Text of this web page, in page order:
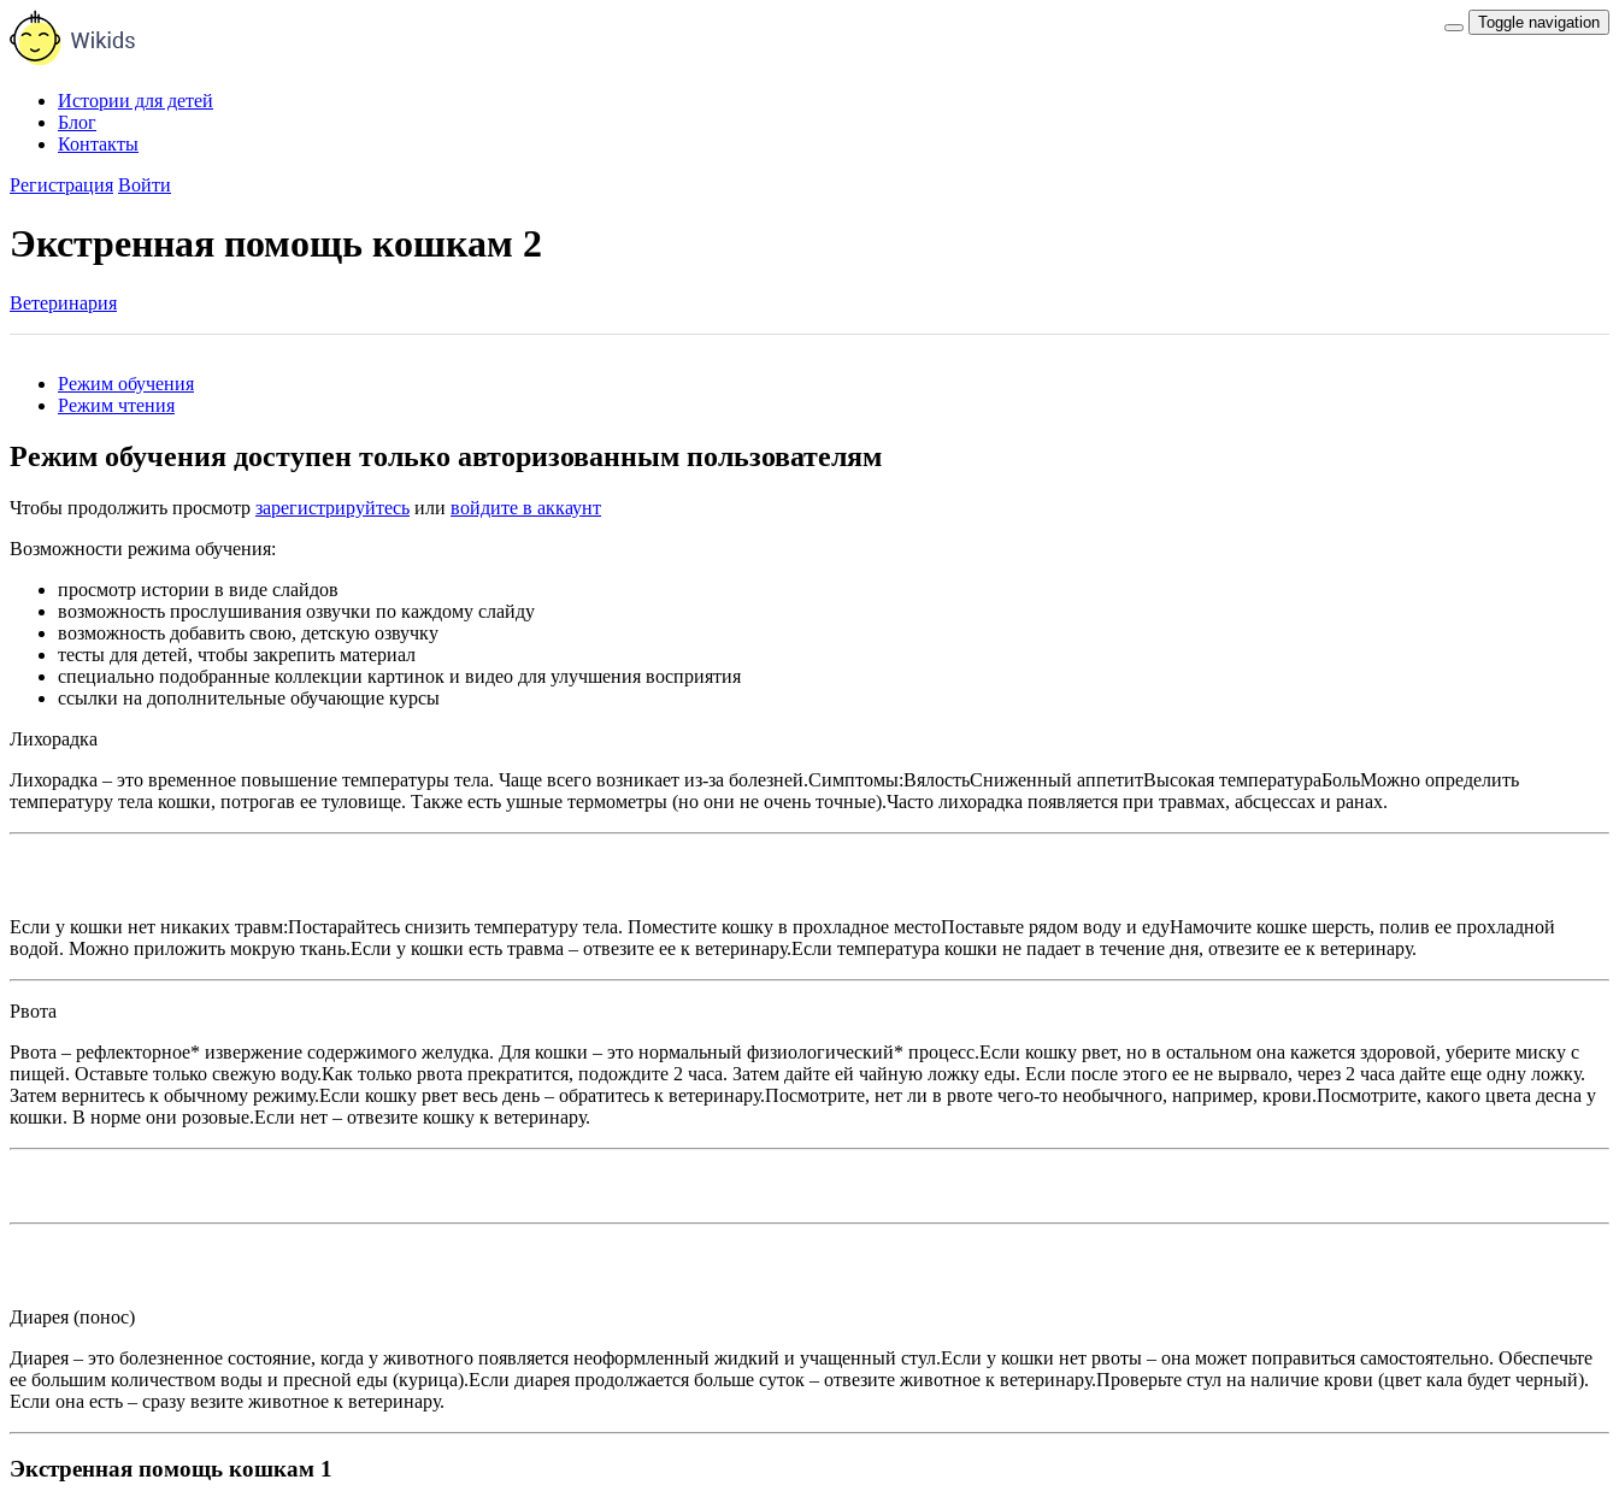
Toggle navigation
Истории для детей
Блог
Контакты
Регистрация Войти
Экстренная помощь кошкам 2
Ветеринария
Режим обучения
Режим чтения
Режим обучения доступен только авторизованным пользователям
Чтобы продолжить просмотр зарегистрируйтесь или войдите в аккаунт
Возможности режима обучения:
просмотр истории в виде слайдов
возможность прослушивания озвучки по каждому слайду
возможность добавить свою, детскую озвучку
тесты для детей, чтобы закрепить материал
специально подобранные коллекции картинок и видео для улучшения восприятия
ссылки на дополнительные обучающие курсы
Лихорадка
Лихорадка – это временное повышение температуры тела. Чаще всего возникает из-за болезней.Симптомы:ВялостьСниженный аппетитВысокая температураБольМожно определить
температуру тела кошки, потрогав ее туловище. Также есть ушные термометры (но они не очень точные).Часто лихорадка появляется при травмах, абсцессах и ранах.
Если у кошки нет никаких травм:Постарайтесь снизить температуру тела. Поместите кошку в прохладное местоПоставьте рядом воду и едуНамочите кошке шерсть, полив ее прохладной
водой. Можно приложить мокрую ткань.Если у кошки есть травма – отвезите ее к ветеринару.Если температура кошки не падает в течение дня, отвезите ее к ветеринару.
Рвота
Рвота – рефлекторное* извержение содержимого желудка. Для кошки – это нормальный физиологический* процесс.Если кошку рвет, но в остальном она кажется здоровой, уберите миску с
пищей. Оставьте только свежую воду.Как только рвота прекратится, подождите 2 часа. Затем дайте ей чайную ложку еды. Если после этого ее не вырвало, через 2 часа дайте еще одну ложку.
Затем вернитесь к обычному режиму.Если кошку рвет весь день – обратитесь к ветеринару.Посмотрите, нет ли в рвоте чего-то необычного, например, крови.Посмотрите, какого цвета десна у
кошки. В норме они розовые.Если нет – отвезите кошку к ветеринару.
Диарея (понос)
Диарея – это болезненное состояние, когда у животного появляется неоформленный жидкий и учащенный стул.Если у кошки нет рвоты – она может поправиться самостоятельно. Обеспечьте
ее большим количеством воды и пресной еды (курица).Если диарея продолжается больше суток – отвезите животное к ветеринару.Проверьте стул на наличие крови (цвет кала будет черный).
Если она есть – сразу везите животное к ветеринару.
Экстренная помощь кошкам 1